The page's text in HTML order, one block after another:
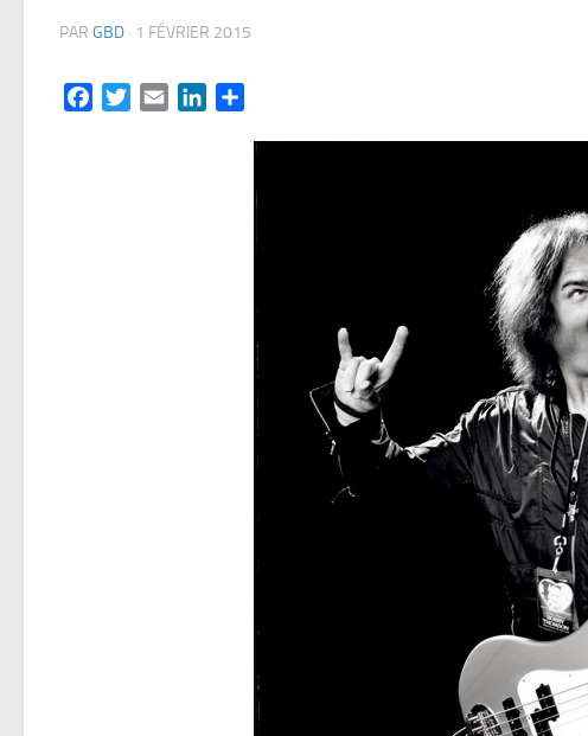
PAR GBD · 1 FÉVRIER 2015
FacebookTwitterEmail LinkedIn